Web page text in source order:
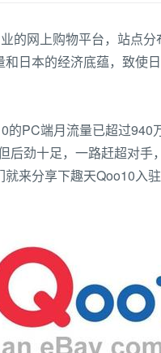
的网上购物平台，站点
日本的经济底蕴，致
的PC端月流量已超过
后劲十足，一路赶超对
来分享下趣天Qoo10入